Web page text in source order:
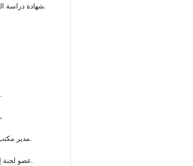
1999 شهادة دراسة اللغة الانجليزية من أكاديمية هاروقيت للغة بهاروقيت – بريطانيا.
2018 – 2021 رئيس قسم القانون الخاص بكلية القانون جامعة سرت.
2013 – 2018 رئيس لجنة الدراسات العليا بكلية القانون جامعة سرت.
2012 – 2018 مدير مكتب الدراسات العليا والتدريب بكلية القانون جامعة سرت.
2008 – 2011 عضو لجنة إدارة مركز دراسات وأبحاث أمانة مؤتمر الشعب العام.